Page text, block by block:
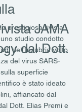
JAMA
dal Dott.
prestigiosa rivista
studio condotto
dell'Insubria volto
del virus SARS-
superficie
è stato ideato
affiancato dal
Dott. Elias Premi e